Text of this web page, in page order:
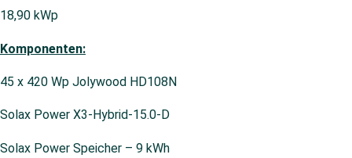
18,90 kWp
Komponenten:
45 x 420 Wp Jolywood HD108N
Solax Power X3-Hybrid-15.0-D
Solax Power Speicher – 9 kWh